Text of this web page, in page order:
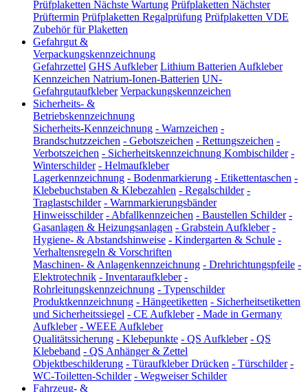
Prüfplaketten Nächste Wartung Prüfplaketten Nächster
Prüftermin Prüfplaketten Regalprüfung Prüfplaketten VDE
Zubehör für Plaketten
Gefahrgut &
Verpackungskennzeichnung
Gefahrzettel GHS Aufkleber Lithium Batterien Aufkleber
Kennzeichen Natrium-Ionen-Batterien UN-
Gefahrgutaufkleber Verpackungskennzeichen
Sicherheits- &
Betriebskennzeichnung
Sicherheits-Kennzeichnung - Warnzeichen -
Brandschutzzeichen - Gebotszeichen - Rettungszeichen -
Verbotszeichen - Sicherheitskennzeichnung Kombischilder -
Winterschilder - Helmaufkleber
Lagerkennzeichnung - Bodenmarkierung - Etikettentaschen -
Klebebuchstaben & Klebezahlen - Regalschilder -
Traglastschilder - Warnmarkierungsbänder
Hinweisschilder - Abfallkennzeichen - Baustellen Schilder -
Gasanlagen & Heizungsanlagen - Grabstein Aufkleber -
Hygiene- & Abstandshinweise - Kindergarten & Schule -
Verhaltensregeln & Vorschriften
Maschinen- & Anlagenkennzeichnung - Drehrichtungspfeile -
Elektrotechnik - Inventaraufkleber -
Rohrleitungskennzeichnung - Typenschilder
Produktkennzeichnung - Hängeetiketten - Sicherheitsetiketten
und Sicherheitssiegel - CE Aufkleber - Made in Germany
Aufkleber - WEEE Aufkleber
Qualitätssicherung - Klebepunkte - QS Aufkleber - QS
Klebeband - QS Anhänger & Zettel
Objektbeschilderung - Türaufkleber Drücken - Türschilder -
WC-Toiletten-Schilder - Wegweiser Schilder
Fahrzeug- &